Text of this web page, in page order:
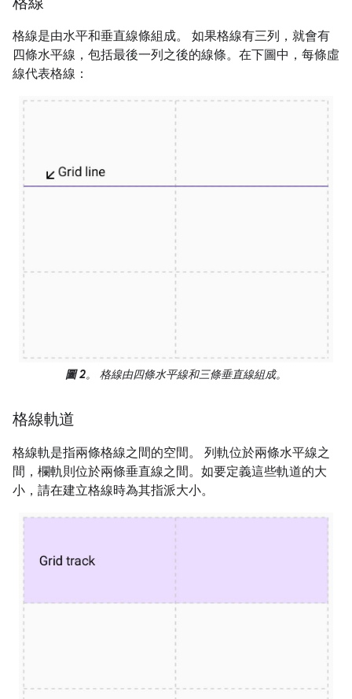
格線是由水平和垂直線條組成。 如果格線有三列，就會有
四條水平線，包括最後一列之後的線條。在下圖中，每條虛
線代表格線：
圖 2。 格線由四條水平線和三條垂直線組成。
格線軌道
格線軌是指兩條格線之間的空間。 列軌位於兩條水平線之
間，欄軌則位於兩條垂直線之間。如要定義這些軌道的大
小，請在建立格線時為其指派大小。